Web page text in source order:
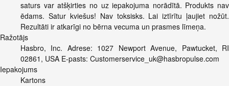
saturs var atšķirties no uz iepakojuma norādītā. Produkts nav
ēdams. Satur kviešus! Nav toksisks. Lai iztīrītu ļaujiet nožūt.
Rezultāti ir atkarīgi no bērna vecuma un prasmes līmeņa.
Ražotājs
Hasbro, Inc. Adrese: 1027 Newport Avenue, Pawtucket, RI
02861, USA E-pasts: Customerservice_uk@hasbropulse.com
Iepakojums
Kartons